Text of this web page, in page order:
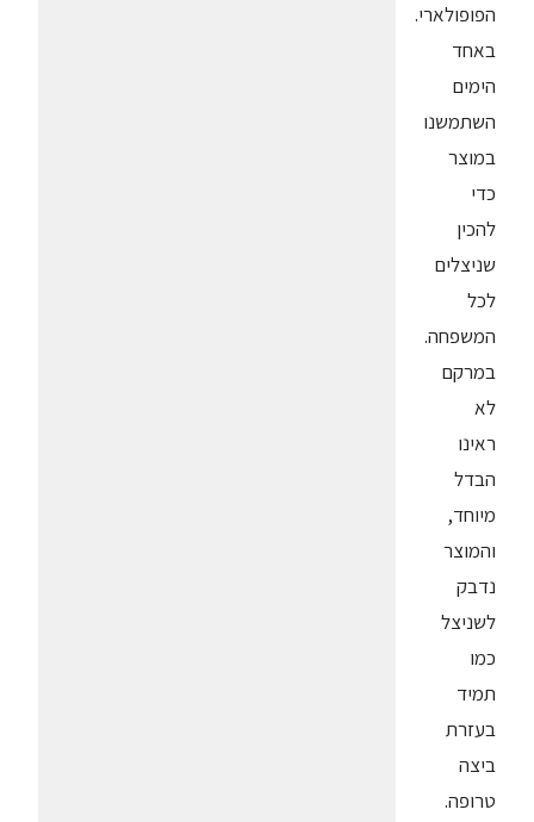
הפופולארי.
באחד
הימים
השתמשנו
במוצר
כדי
להכין
שניצלים
לכל
המשפחה.
במרקם
לא
ראינו
הבדל
מיוחד,
והמוצר
נדבק
לשניצל
כמו
תמיד
בעזרת
ביצה
טרופה.